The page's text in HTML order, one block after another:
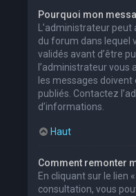
Pourquoi mon
L’administrateur peut
du forum dans lequel
validés avant d’être
l’administrateur vous
les messages doivent
publiés. Contactez
d’informations.
Haut
Comment remonter
En cliquant sur le lien
consultation, vous